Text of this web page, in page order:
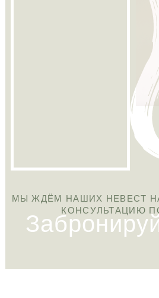
МЫ ЖДЁМ НАШИХ НЕВЕСТ
КОНСУЛЬТАЦИЮ